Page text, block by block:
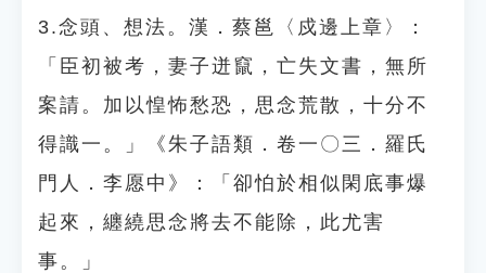
3.念頭、想法。漢．蔡邕〈戍邊上章〉：
「臣初被考，妻子迸竄，亡失文書，無所
案請。加以惶怖愁恐，思念荒散，十分不
得識一。」《朱子語類．卷一〇三．羅氏
門人．李愿中》：「卻怕於相似閑底事爆
起來，纏繞思念將去不能除，此尤害
事。」